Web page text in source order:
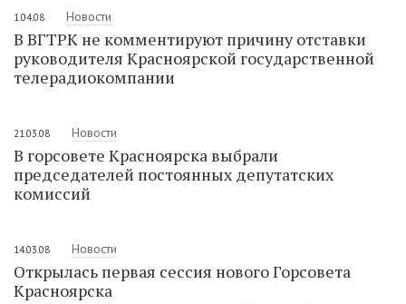
1.04.08 Новости
В ВГТРК не комментируют причину отставки
руководителя Красноярской государственной
телерадиокомпании
21.03.08 Новости
В горсовете Красноярска выбрали
председателей постоянных депутатских
комиссий
14.03.08 Новости
Открылась первая сессия нового Горсовета
Красноярска